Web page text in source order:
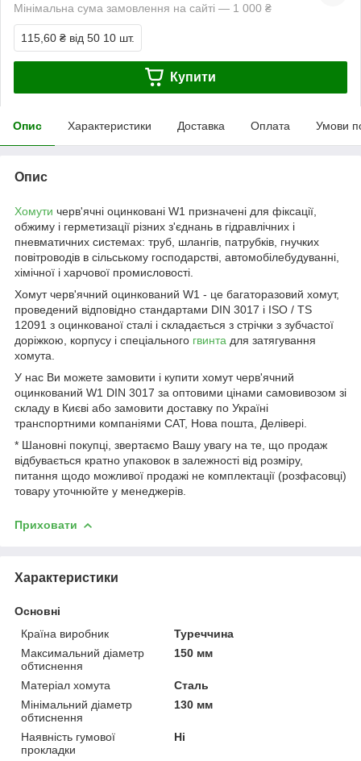
Мінімальна сума замовлення на сайті — 1 000 ₴
115,60 ₴ від 50 10 шт.
Купити
Опис Характеристики Доставка Оплата Умови
Опис
Хомути черв'ячні оцинковані W1 призначені для фіксації,
обжиму і герметизації різних з'єднань в гідравлічних і
пневматичних системах: труб, шлангів, патрубків, гнучких
повітроводів в сільському господарстві, автомобілебудуванні,
хімічної і харчової промисловості.
Хомут черв'ячний оцинкований W1 - це багаторазовий хомут,
проведений відповідно стандартами DIN 3017 і ISO / TS
12091 з оцинкованої сталі і складається з стрічки з зубчастої
доріжкою, корпусу і спеціального гвинта для затягування
хомута.
У нас Ви можете замовити і купити хомут черв'ячний
оцинкований W1 DIN 3017 за оптовими цінами самовивозом зі
складу в Києві або замовити доставку по Україні
транспортними компаніями САТ, Нова пошта, Делівері.
* Шановні покупці, звертаємо Вашу увагу на те, що продаж
відбувається кратно упаковок в залежності від розміру,
питання щодо можливої продажі не комплектації (розфасовці)
товару уточнюйте у менеджерів.
Приховати
Характеристики
Основні
Країна виробник
Туреччина
Максимальний діаметр
обтиснення
150 мм
Матеріал хомута
Сталь
Мінімальний діаметр
обтиснення
130 мм
Наявність гумової
прокладки
Ні